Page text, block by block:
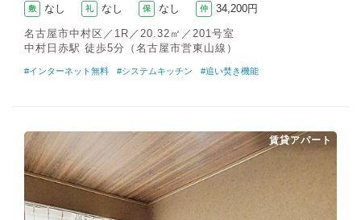
敷 なし 礼 なし 保 なし 仲 34,200円
名古屋市中村区／1R／20.32㎡／201号室
中村日赤駅 徒歩5分（名古屋市営東山線）
#インターネット無料 #システムキッチン #追い焚き機能
賃貸アパート